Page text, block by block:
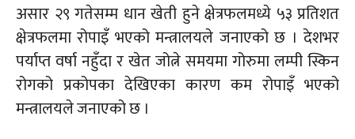
असार २९ गतेसम्म धान खेती हुने क्षेत्रफलमध्ये ५३ प्रतिशत
क्षेत्रफलमा रोपाइँ भएको मन्त्रालयले जनाएको छ । देशभर
पर्याप्त वर्षा नहुँदा र खेत जोत्ने समयमा गोरुमा लम्पी स्किन
रोगको प्रकोपका देखिएका कारण कम रोपाइँ भएको
मन्त्रालयले जनाएको छ ।